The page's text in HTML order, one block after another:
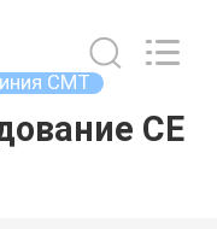
СМТ
CE